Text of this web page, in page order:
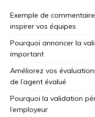
Exemple de
inspirer vos équipes
Pourquoi annoncer la
important
Améliorez vos
de l’agent évalué
Pourquoi la validation
l’employeur